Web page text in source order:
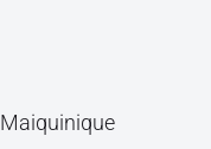
Maiquinique